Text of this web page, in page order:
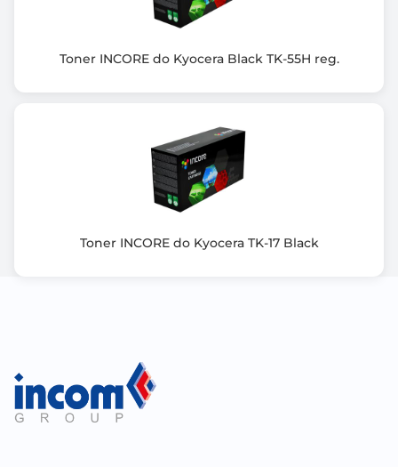
Toner INCORE do Kyocera Black TK-55H reg.
Toner INCORE do Kyocera TK-17 Black